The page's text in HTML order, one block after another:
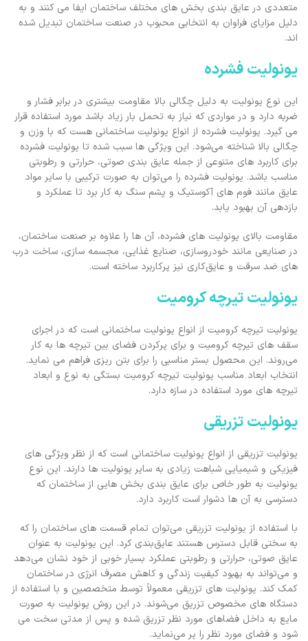
متعددی در عایق ‌بندی بخش ‌های مختلف ساختمان ایفا می ‌کنند و به
دلیل مزایای فراوان به انتخابی محبوب در صنعت ساختمان تبدیل شده‌
اند.
یونولیت فشرده
این نوع یونولیت به دلیل چگالی بالا مقاومت بیشتری در برابر فشار و
ضربه دارد و در مواردی که نیاز به تحمل بار زیاد باشد مورد استفاده قرار
می‌ گیرد. یونولیت فشرده از انواع یونولیت‌ ساختمانی هست که با وزن و
چگالی بالا شناخته می‌شود. این ویژگی ‌ها سبب شده تا یونولیت فشرده
برای کاربرد های متنوعی از جمله عایق ‌بندی صوتی، حرارتی و رطوبتی
مناسب باشد. یونولیت فشرده را می‌توان به صورت ترکیبی با سایر مواد
عایق مانند فوم ‌های آکوستیک و پشم سنگ به کار برد تا عملکرد و
بازدهی آن بهبود یابد.
مقاومت بالای یونولیت ‌های فشرده، آن ‌ها را علاوه بر صنعت ساختمان،
در صنایعی مانند خودروسازی، صنایع غذایی، مجسمه ‌سازی، ساخت درب
‌های ضد سرقت و عایق‌کاری نیز پرکاربرد ساخته است.
یونولیت تیرچه کرومیت
یونولیت‌ تیرچه کرومیت از انواع یونولیت‌ ساختمانی است که در اجرای
سقف‌ های تیرچه کرومیت و برای پرکردن فضای بین تیرچه‌ ها به کار
می‌روند. این محصول بستر مناسبی را برای بتن‌ ریزی فراهم می‌ نماید.
انتخاب ابعاد مناسب یونولیت تیرچه کرومیت بستگی به نوع و ابعاد
تیرچه‌ های مورد استفاده در سازه دارد.
یونولیت تزریقی
یونولیت‌ تزریقی از انواع یونولیت ساختمانی است که از نظر ویژگی‌ های
فیزیکی و شیمیایی شباهت زیادی به سایر یونولیت ‌ها دارند. این نوع
یونولیت به طور خاص برای عایق‌ بندی بخش‌ هایی از ساختمان که
دسترسی به آن‌ ها دشوار است کاربرد دارد.
با استفاده از یونولیت تزریقی می‌توان تمام قسمت ‌های ساختمان را که
به سختی قابل دسترس هستند عایق‌بندی کرد. این یونولیت به عنوان
عایق صوتی، حرارتی و رطوبتی عملکرد بسیار خوبی از خود نشان می‌دهد
و می‌تواند به بهبود کیفیت زندگی و کاهش مصرف انرژی در ساختمان
کمک کند. یونولیت ‌های تزریقی معمولاً توسط متخصصین و با استفاده از
دستگاه ‌های مخصوص تزریق می‌شوند. در این روش یونولیت به صورت
مایع به داخل فضاهای مورد نظر تزریق شده و پس از مدتی سخت می
‌شود و فضای مورد نظر را پر می‌نماید.